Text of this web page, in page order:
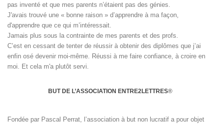
pas inventé et que mes parents n’étaient pas des génies.
J'avais trouvé une « bonne raison » d’apprendre à ma façon,
d'apprendre que ce qui m’intéressait.
Jamais plus sous la contrainte de mes parents et des profs.
C’est en cessant de tenter de réussir à obtenir des diplômes que j’ai
enfin osé devenir moi-même. Réussi à me faire confiance, à croire en
moi. Et cela m'a plutôt servi.
BUT DE L’ASSOCIATION ENTRE2LETTRES®
Fondée par Pascal Perrat, l’association à but non lucratif a pour objet